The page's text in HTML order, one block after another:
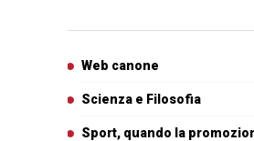
Web canone
Scienza e Filosofia
Sport, quando la